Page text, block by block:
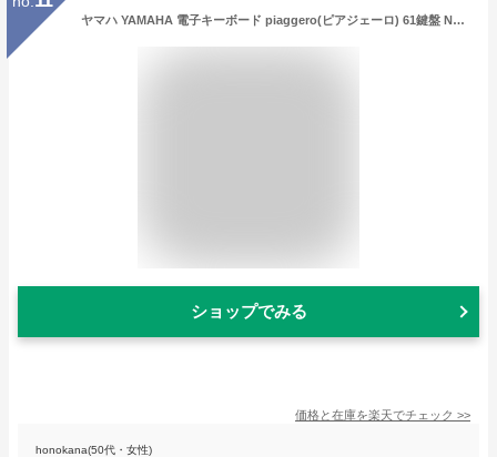
ヤマハ YAMAHA 電子キーボード piaggero(ピアジェーロ) 61鍵盤 NP-12B(ブラック)
ショップでみる
価格と在庫を楽天でチェック >>
honokana(50代・女性)